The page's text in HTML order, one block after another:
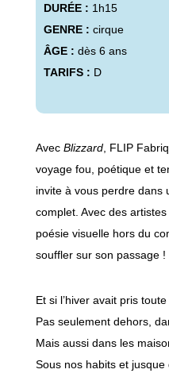
DURÉE : 1h15
GENRE : cirque
ÂGE : dès 6 ans
TARIFS : D
Avec Blizzard, FLIP
voyage fou, poétique et
invite à vous perdre dans
complet. Avec des
poésie visuelle hors du
souffler sur son passage !
Et si l’hiver avait pris
Pas seulement dehors,
Mais aussi dans les
Sous nos habits et